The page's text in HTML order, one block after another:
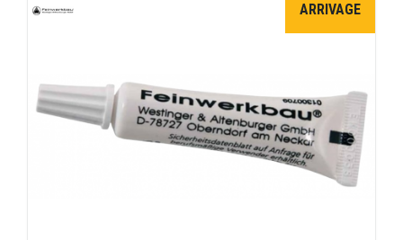
ARRIVAGE